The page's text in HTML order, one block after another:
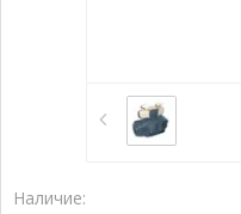
Наличие: